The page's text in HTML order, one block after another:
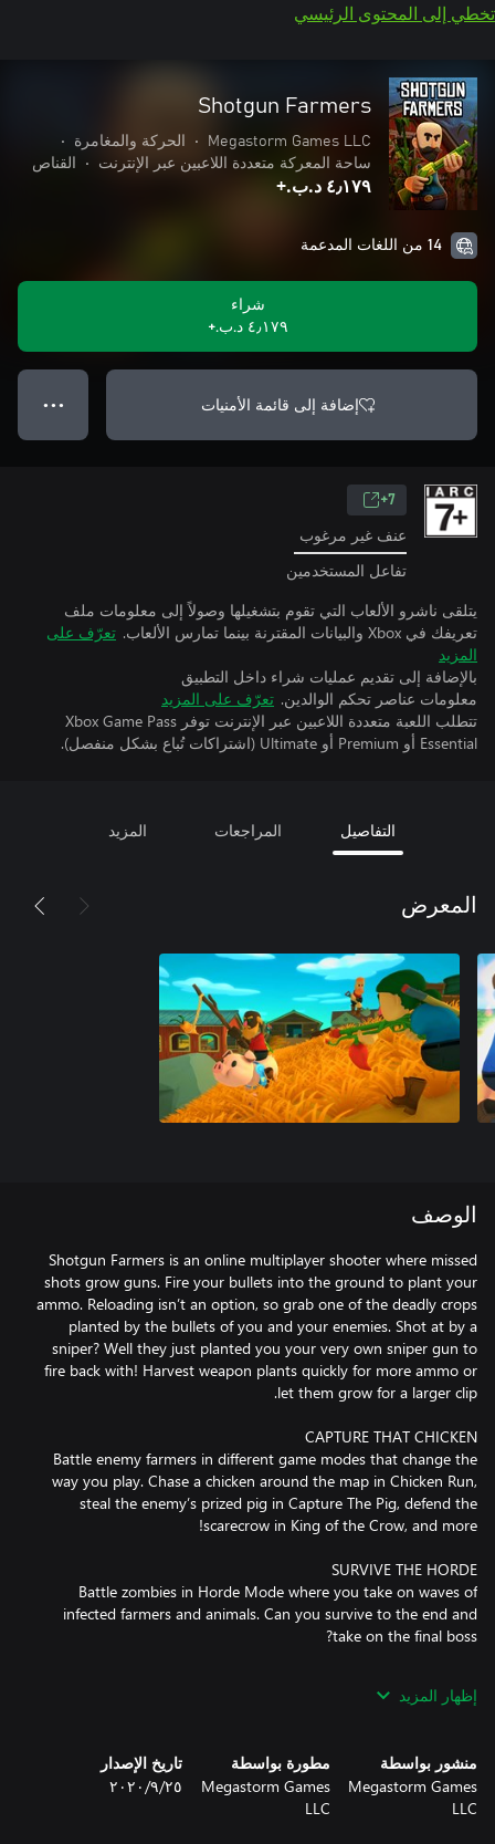
تخطي إلى المحتوى الرئيسي
Shotgun Farmers
Megastorm Games LLC
• الحركة والمغامرة
•
ساحة المعركة متعددة اللاعبين عبر الإنترنت
• القناص
٤٫١٧٩ د.ب.‏+
14 من اللغات المدعمة
شراء
٤٫١٧٩ د.ب.‏+
إضافة إلى قائمة الأمنيات ● ● ●
7+
عنف غير مرغوب
تفاعل المستخدمين
يتلقى ناشرو الألعاب التي تقوم بتشغيلها وصولاً إلى معلومات ملف
تعريفك في Xbox والبيانات المقترنة بينما تمارس الألعاب.
تعرّف على
المزيد
بالإضافة إلى تقديم عمليات شراء داخل التطبيق
معلومات عناصر تحكم الوالدين. تعرّف على المزيد
تتطلب اللعبة متعددة اللاعبين عبر الإنترنت توفر Xbox Game Pass
Essential أو Premium أو Ultimate (اشتراكات تُباع بشكل منفصل).
التفاصيل المراجعات المزيد
المعرض
الوصف
Shotgun Farmers is an online multiplayer shooter where missed
shots grow guns. Fire your bullets into the ground to plant your
ammo. Reloading isn’t an option, so grab one of the deadly crops
planted by the bullets of you and your enemies. Shot at by a
sniper? Well they just planted you your very own sniper gun to
fire back with! Harvest weapon plants quickly for more ammo or
Battle enemy farmers in different game modes that change the
way you play. Chase a chicken around the map in Chicken Run,
steal the enemy’s prized pig in Capture The Pig, defend the
Battle zombies in Horde Mode where you take on waves of
infected farmers and animals. Can you survive to the end and
Level up your farmer and complete challenges to unlock over
Play online with up to 10 players per match, in public lobbies and
إظهار المزيد
منشور بواسطة
Megastorm Games
LLC
مطورة بواسطة
Megastorm Games
LLC
تاريخ الإصدار
٢٥‏/٩‏/٢٠٢٠